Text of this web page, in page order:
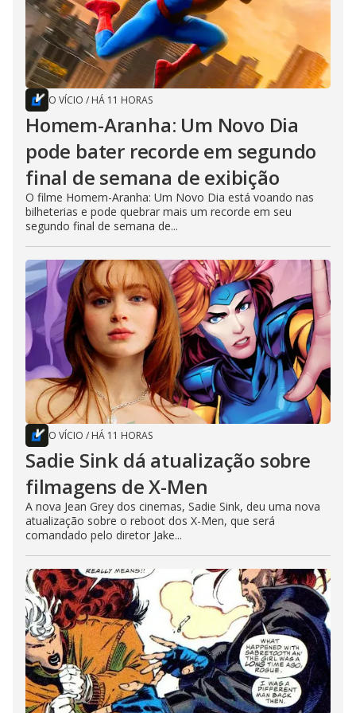
O VÍCIO / HÁ 11 HORAS
Homem-Aranha: Um Novo Dia
pode bater recorde em segundo
final de semana de exibição
O filme Homem-Aranha: Um Novo Dia está voando nas
bilheterias e pode quebrar mais um recorde em seu
segundo final de semana de...
O VÍCIO / HÁ 11 HORAS
Sadie Sink dá atualização sobre
filmagens de X-Men
A nova Jean Grey dos cinemas, Sadie Sink, deu uma nova
atualização sobre o reboot dos X-Men, que será
comandado pelo diretor Jake...